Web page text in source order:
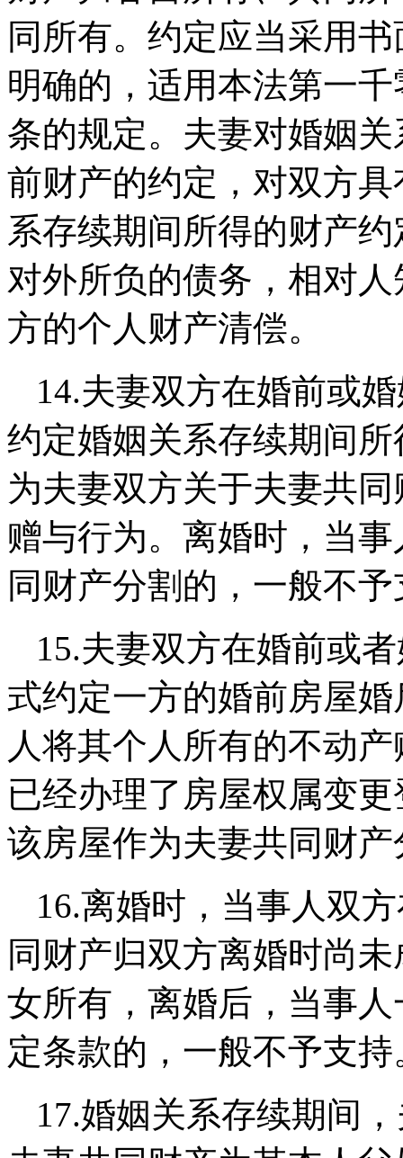
同所有。约定应当采用
明确的，适用本法第一
条的规定。夫妻对婚姻
前财产的约定，对双方
系存续期间所得的财产
对外所负的债务，相对
方的个人财产清偿。
14.夫妻双方在婚前或
约定婚姻关系存续期间
为夫妻双方关于夫妻共
赠与行为。离婚时，当
同财产分割的，一般不
15.夫妻双方在婚前或
式约定一方的婚前房屋
人将其个人所有的不动
已经办理了房屋权属变
该房屋作为夫妻共同财
16.离婚时，当事人双
同财产归双方离婚时尚
女所有， 离婚后，当事
定条款的，一般不予支持
17.婚姻关系存续期间，